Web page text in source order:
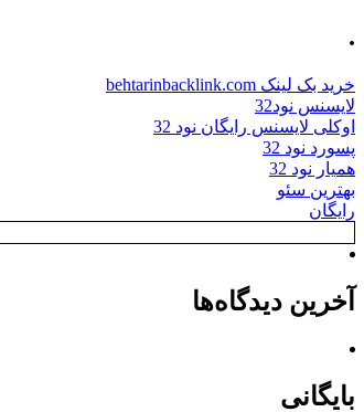
.
خرید بک لینک behtarinbacklink.com
لایسنس نود32
اوکلی لایسنس رایگان نود 32
پسورد نود 32
همیار نود 32
بهترین سئو
رایگان
آخرین دیدگاه‌ها
بایگانی